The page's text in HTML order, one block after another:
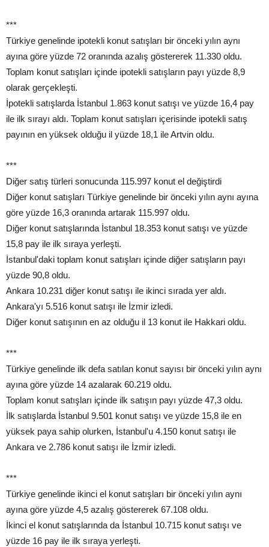
***
Türkiye genelinde ipotekli konut satışları bir önceki yılın aynı
ayına göre yüzde 72 oranında azalış göstererek 11.330 oldu.
Toplam konut satışları içinde ipotekli satışların payı yüzde 8,9
olarak gerçekleşti.
İpotekli satışlarda İstanbul 1.863 konut satışı ve yüzde 16,4 pay
ile ilk sırayı aldı. Toplam konut satışları içerisinde ipotekli satış
payının en yüksek olduğu il yüzde 18,1 ile Artvin oldu.
***
Diğer satış türleri sonucunda 115.997 konut el değiştirdi
Diğer konut satışları Türkiye genelinde bir önceki yılın aynı ayına
göre yüzde 16,3 oranında artarak 115.997 oldu.
Diğer konut satışlarında İstanbul 18.353 konut satışı ve yüzde
15,8 pay ile ilk sıraya yerleşti.
İstanbul'daki toplam konut satışları içinde diğer satışların payı
yüzde 90,8 oldu.
Ankara 10.231 diğer konut satışı ile ikinci sırada yer aldı.
Ankara'yı 5.516 konut satışı ile İzmir izledi.
Diğer konut satışının en az olduğu il 13 konut ile Hakkari oldu.
***
Türkiye genelinde ilk defa satılan konut sayısı bir önceki yılın aynı
ayına göre yüzde 14 azalarak 60.219 oldu.
Toplam konut satışları içinde ilk satışın payı yüzde 47,3 oldu.
İlk satışlarda İstanbul 9.501 konut satışı ve yüzde 15,8 ile en
yüksek paya sahip olurken, İstanbul'u 4.150 konut satışı ile
Ankara ve 2.786 konut satışı ile İzmir izledi.
***
Türkiye genelinde ikinci el konut satışları bir önceki yılın aynı
ayına göre yüzde 4,5 azalış göstererek 67.108 oldu.
İkinci el konut satışlarında da İstanbul 10.715 konut satışı ve
yüzde 16 pay ile ilk sıraya yerleşti.